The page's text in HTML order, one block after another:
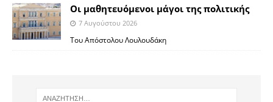
Οι μαθητευόμενοι μάγοι της πολιτικής
7 Αυγούστου 2026
Του Απόστολου Λουλουδάκη